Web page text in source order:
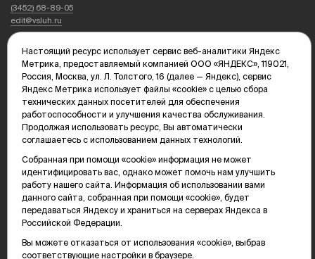
(3452) 68-89-05
edit@vsluh.ru
kika@vsluh.ru
По вопросам рекламы:
(3452) 68-89-78
kotovaev@sibinformburo.ru
mim@vsluh.ru
© 2000-2026 Тюменская интернет-газета «Вслух.ру»
Карта сайта
Настоящий ресурс использует сервис веб-аналитики Яндекс
Метрика, предоставляемый компанией ООО «ЯНДЕКС», 119021,
Россия, Москва, ул. Л. Толстого, 16 (далее — Яндекс), сервис
Яндекс Метрика использует файлы «cookie» с целью сбора
технических данных посетителей для обеспечения
работоспособности и улучшения качества обслуживания.
Продолжая использовать ресурс, Вы автоматически
соглашаетесь с использованием данных технологий.
Собранная при помощи «cookie» информация не может
идентифицировать вас, однако может помочь нам улучшить
работу нашего сайта. Информация об использовании вами
данного сайта, собранная при помощи «cookie», будет
передаваться Яндексу и храниться на серверах Яндекса в
Российской Федерации.
Вы можете отказаться от использования «cookie», выбрав
соответствующие настройки в браузере.